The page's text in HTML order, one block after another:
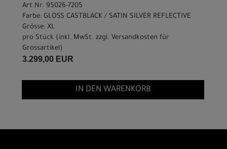
Art.Nr. 95026-7205
Farbe: GLOSS CASTBLACK / SATIN SILVER REFLECTIVE
Grösse: XL
pro Stück (inkl. MwSt. zzgl. Versandkosten für
Grossartikel)
3.299,00 EUR
IN DEN WARENKORB